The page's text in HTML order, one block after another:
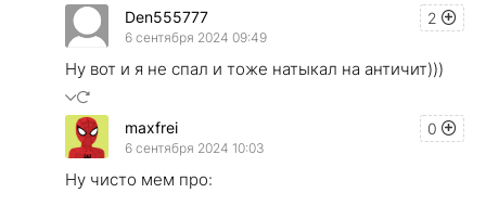
2
Den555777
6 сентября 2024 09:49
Ну вот и я не спал и тоже натыкал на античит)))
0
maxfrei
6 сентября 2024 10:03
Ну чисто мем про: